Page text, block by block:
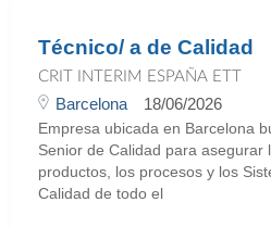
Técnico/ a de Calidad
CRIT INTERIM ESPAÑA ETT
Barcelona 18/06/2026
Empresa ubicada en Barcelona
Senior de Calidad para asegurar
productos, los procesos y los
Calidad de todo el